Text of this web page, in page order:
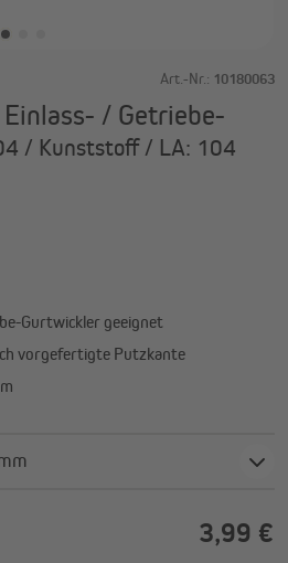
Art.-Nr.: 10180063
/ Getriebe-
/ Kunststoff / LA: 104
Gurtwickler geeignet
vorgefertigte Putzkante
mm
3,99 €